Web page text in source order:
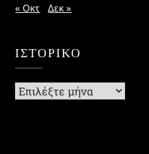
« Οκτ
Δεκ »
ΙΣΤΟΡΙΚΌ
Ιστορικό